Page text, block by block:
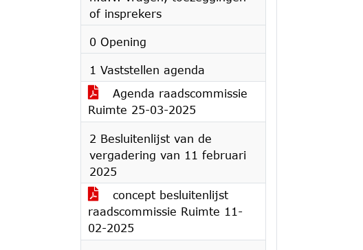
of insprekers
0 Opening
1 Vaststellen agenda
Agenda raadscommissie
Ruimte 25-03-2025
2 Besluitenlijst van de
vergadering van 11 februari
2025
concept besluitenlijst
raadscommissie Ruimte 11-
02-2025